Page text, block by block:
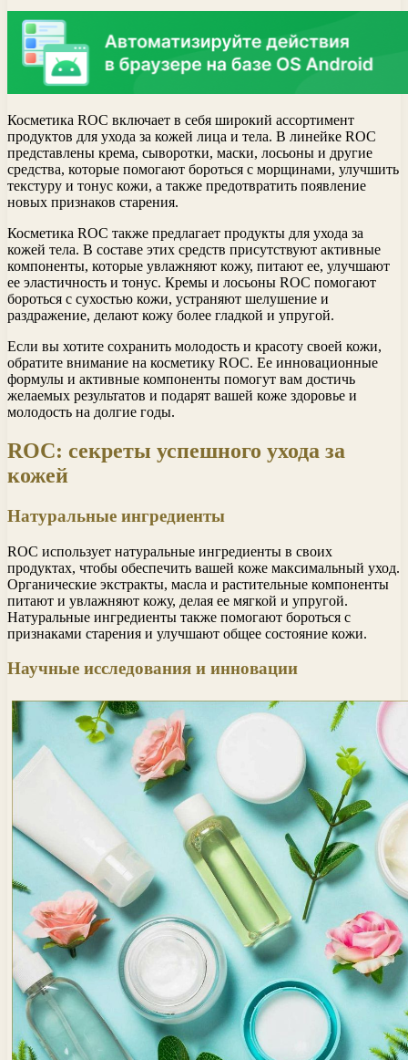
Косметика ROC включает в себя широкий ассортимент
продуктов для ухода за кожей лица и тела. В линейке ROC
представлены крема, сыворотки, маски, лосьоны и другие
средства, которые помогают бороться с морщинами, улучшить
текстуру и тонус кожи, а также предотвратить появление
новых признаков старения.
Косметика ROC также предлагает продукты для ухода за
кожей тела. В составе этих средств присутствуют активные
компоненты, которые увлажняют кожу, питают ее, улучшают
ее эластичность и тонус. Кремы и лосьоны ROC помогают
бороться с сухостью кожи, устраняют шелушение и
раздражение, делают кожу более гладкой и упругой.
Если вы хотите сохранить молодость и красоту своей кожи,
обратите внимание на косметику ROC. Ее инновационные
формулы и активные компоненты помогут вам достичь
желаемых результатов и подарят вашей коже здоровье и
молодость на долгие годы.
ROC: секреты успешного ухода за
кожей
Натуральные ингредиенты
ROC использует натуральные ингредиенты в своих
продуктах, чтобы обеспечить вашей коже максимальный уход.
Органические экстракты, масла и растительные компоненты
питают и увлажняют кожу, делая ее мягкой и упругой.
Натуральные ингредиенты также помогают бороться с
признаками старения и улучшают общее состояние кожи.
Научные исследования и инновации